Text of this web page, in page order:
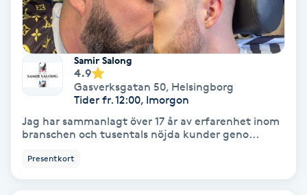
Läpptatuering
Makeup
Manikyr & Pedikyr
Samir Salong
4.9
Gasverksgatan 50, Helsingborg
Tider fr. 12:00, Imorgon
Jag har sammanlagt över 17 år av erfarenhet inom
branschen och tusentals nöjda kunder geno...
Presentkort